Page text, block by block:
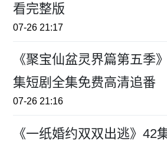
看完整版
07-26 21:17
《聚宝仙盆灵界篇第五季
集短剧全集免费高清追番
07-26 21:16
《一纸婚约双双出逃》42